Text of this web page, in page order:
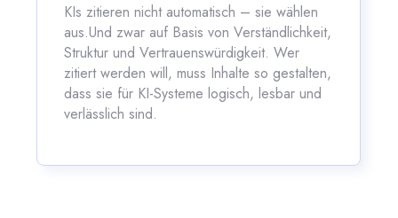
KIs zitieren nicht automatisch – sie wählen
aus.Und zwar auf Basis von Verständlichkeit,
Struktur und Vertrauenswürdigkeit. Wer
zitiert werden will, muss Inhalte so gestalten,
dass sie für KI-Systeme logisch, lesbar und
verlässlich sind.